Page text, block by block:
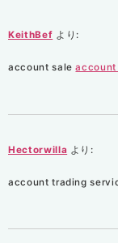
KeithBef より:
account sale
Hectorwilla より:
account trading